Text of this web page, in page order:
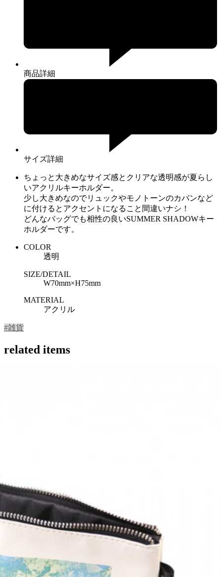
商品詳細
サイズ詳細
ちょっと大きめなサイズ感とクリアな透明感が夏らし
いアクリルキーホルダー。
少し大きめなのでリュックやモノトーンのカバンなど
に付けるとアクセントになること間違いナシ！
どんなバッグでも相性の良いSUMMER SHADOWキー
ホルダーです。
COLOR
透明
SIZE/DETAIL
W70mm×H75mm
MATERIAL
アクリル
#雑貨
related items